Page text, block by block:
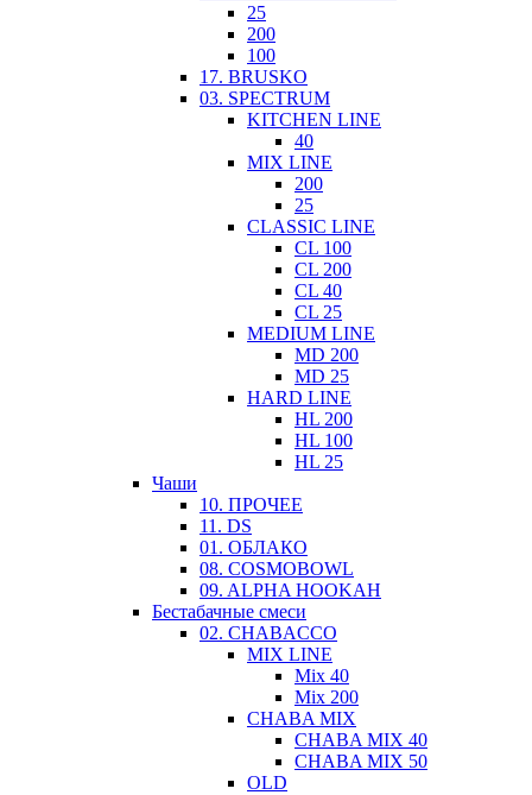
25
200
100
17. BRUSKO
03. SPECTRUM
KITCHEN LINE
40
MIX LINE
200
25
CLASSIC LINE
CL 100
CL 200
CL 40
CL 25
MEDIUM LINE
MD 200
MD 25
HARD LINE
HL 200
HL 100
HL 25
Чаши
10. ПРОЧЕЕ
11. DS
01. ОБЛАКО
08. COSMOBOWL
09. ALPHA HOOKAH
Бестабачные смеси
02. CHABACCO
MIX LINE
Mix 40
Mix 200
CHABA MIX
CHABA MIX 40
CHABA MIX 50
OLD